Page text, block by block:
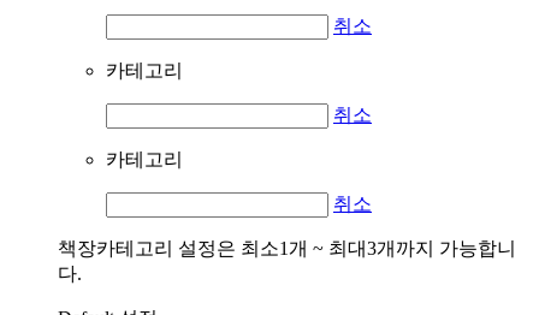
취소
카테고리
취소
카테고리
취소
책장카테고리 설정은 최소1개 ~ 최대3개까지 가능합니
다.